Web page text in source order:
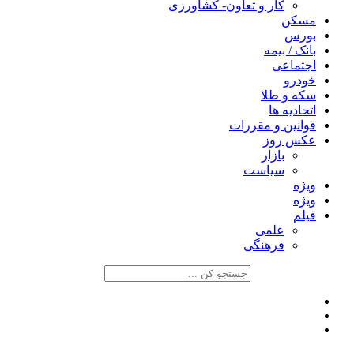
کار و تعاون- کشاورزی
مسکن
بورس
بانک / بیمه
اجتماعی
خودرو
سکه و طلا
اتحادیه ها
قوانین و مقررات
عکس روز
بازار
سیاست
ویژه
ویژه
فیلم
علمی
فرهنگی